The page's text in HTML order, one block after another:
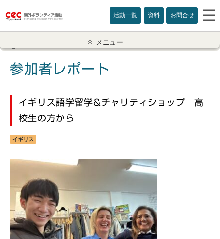
活動一覧 資料 お問合せ
参加者レポート一覧
アメリカ
インド
オーストラリア
カナダ
カンボジア
スリランカ
セブ
メニュー
参加者レポート
イギリス語学留学&チャリティショップ 高
校生の方から
イギリス